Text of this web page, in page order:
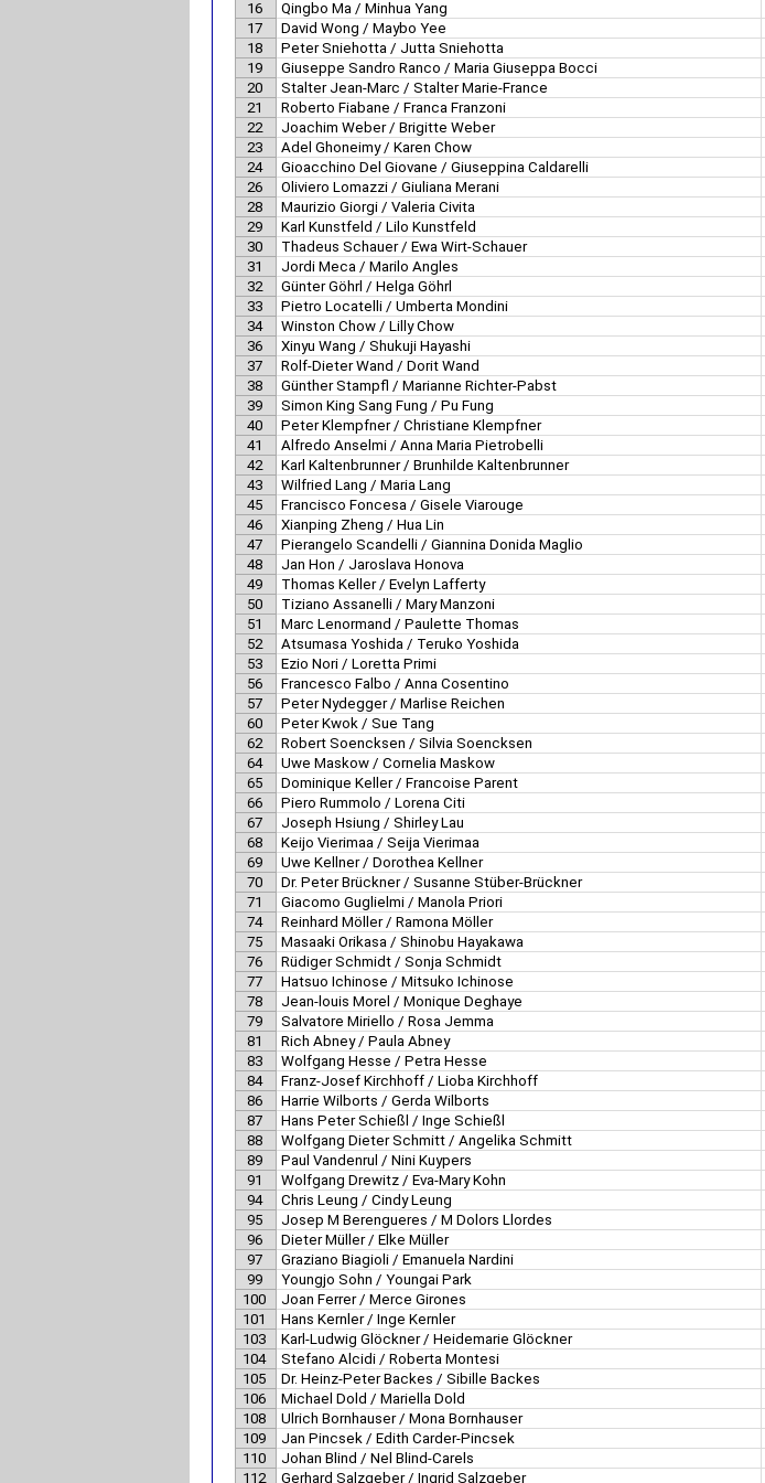
16 Qingbo Ma / Minhua Yang
17
David Wong / Maybo Yee
18
Peter Sniehotta / Jutta Sniehotta
19
Giuseppe Sandro Ranco / Maria Giuseppa Bocci
20
Stalter Jean-Marc / Stalter Marie-France
21
Roberto Fiabane / Franca Franzoni
22
Joachim Weber / Brigitte Weber
23
Adel Ghoneimy / Karen Chow
24
Gioacchino Del Giovane / Giuseppina Caldarelli
26
Oliviero Lomazzi / Giuliana Merani
28
Maurizio Giorgi / Valeria Civita
29
Karl Kunstfeld / Lilo Kunstfeld
30
Thadeus Schauer / Ewa Wirt-Schauer
31
Jordi Meca / Marilo Angles
32
Günter Göhrl / Helga Göhrl
33
Pietro Locatelli / Umberta Mondini
34
Winston Chow / Lilly Chow
36
Xinyu Wang / Shukuji Hayashi
37
Rolf-Dieter Wand / Dorit Wand
38
Günther Stampfl / Marianne Richter-Pabst
39
Simon King Sang Fung / Pu Fung
40
Peter Klempfner / Christiane Klempfner
41
Alfredo Anselmi / Anna Maria Pietrobelli
42
Karl Kaltenbrunner / Brunhilde Kaltenbrunner
43
Wilfried Lang / Maria Lang
45
Francisco Foncesa / Gisele Viarouge
46
Xianping Zheng / Hua Lin
47
Pierangelo Scandelli / Giannina Donida Maglio
48
Jan Hon / Jaroslava Honova
49
Thomas Keller / Evelyn Lafferty
50
Tiziano Assanelli / Mary Manzoni
51
Marc Lenormand / Paulette Thomas
52
Atsumasa Yoshida / Teruko Yoshida
53
Ezio Nori / Loretta Primi
56
Francesco Falbo / Anna Cosentino
57
Peter Nydegger / Marlise Reichen
60
Peter Kwok / Sue Tang
62
Robert Soencksen / Silvia Soencksen
64
Uwe Maskow / Cornelia Maskow
65
Dominique Keller / Francoise Parent
66
Piero Rummolo / Lorena Citi
67
Joseph Hsiung / Shirley Lau
68
Keijo Vierimaa / Seija Vierimaa
69
Uwe Kellner / Dorothea Kellner
70
Dr. Peter Brückner / Susanne Stüber-Brückner
71
Giacomo Guglielmi / Manola Priori
74
Reinhard Möller / Ramona Möller
75
Masaaki Orikasa / Shinobu Hayakawa
76
Rüdiger Schmidt / Sonja Schmidt
77
Hatsuo Ichinose / Mitsuko Ichinose
78
Jean-louis Morel / Monique Deghaye
79
Salvatore Miriello / Rosa Jemma
81
Rich Abney / Paula Abney
83
Wolfgang Hesse / Petra Hesse
84
Franz-Josef Kirchhoff / Lioba Kirchhoff
86
Harrie Wilborts / Gerda Wilborts
87
Hans Peter Schießl / Inge Schießl
88
Wolfgang Dieter Schmitt / Angelika Schmitt
89
Paul Vandenrul / Nini Kuypers
91
Wolfgang Drewitz / Eva-Mary Kohn
94
Chris Leung / Cindy Leung
95
Josep M Berengueres / M Dolors Llordes
96
Dieter Müller / Elke Müller
97
Graziano Biagioli / Emanuela Nardini
99
Youngjo Sohn / Youngai Park
100
Joan Ferrer / Merce Girones
101
Hans Kernler / Inge Kernler
103
Karl-Ludwig Glöckner / Heidemarie Glöckner
104
Stefano Alcidi / Roberta Montesi
105
Dr. Heinz-Peter Backes / Sibille Backes
106
Michael Dold / Mariella Dold
108
Ulrich Bornhauser / Mona Bornhauser
109
Jan Pincsek / Edith Carder-Pincsek
110
Johan Blind / Nel Blind-Carels
112
Gerhard Salzgeber / Ingrid Salzgeber